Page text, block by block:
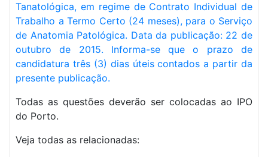
Tanatológica, em regime de Contrato Individual de
Trabalho a Termo Certo (24 meses), para o Serviço
de Anatomia Patológica. Data da publicação: 22 de
outubro de 2015. Informa-se que o prazo de
candidatura três (3) dias úteis contados a partir da
presente publicação.
Todas as questões deverão ser colocadas ao IPO
do Porto.
Veja todas as relacionadas: